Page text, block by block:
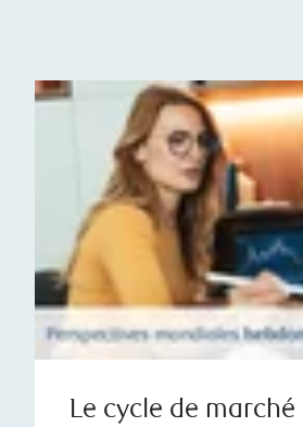
Le cycle de